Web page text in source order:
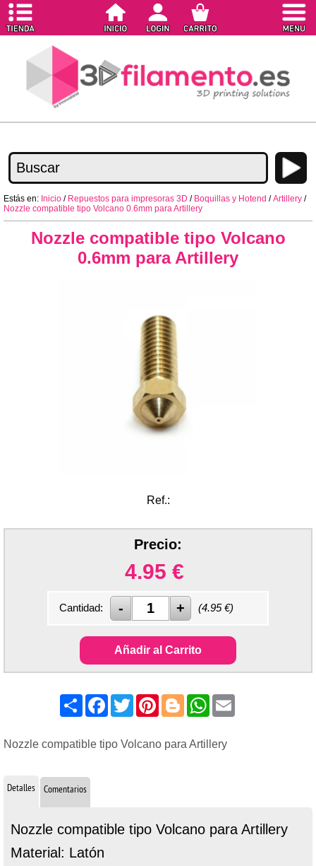
Estás en: Inicio / Repuestos para impresoras 3D / Boquillas y Hotend /Artillery /
Nozzle compatible tipo Volcano 0.6mm para Artillery
Nozzle compatible tipo Volcano
0.6mm para Artillery
Ref.:
Precio:
4.95 €
Cantidad: (4.95€)
Añadir al Carrito
ShareFacebook
TwitterPinterest
BloggerWhatsApp
Nozzle compatible tipo Volcano para Artillery
Detalles Comentarios
Nozzle compatible tipo Volcano para Artillery
Material: Latón